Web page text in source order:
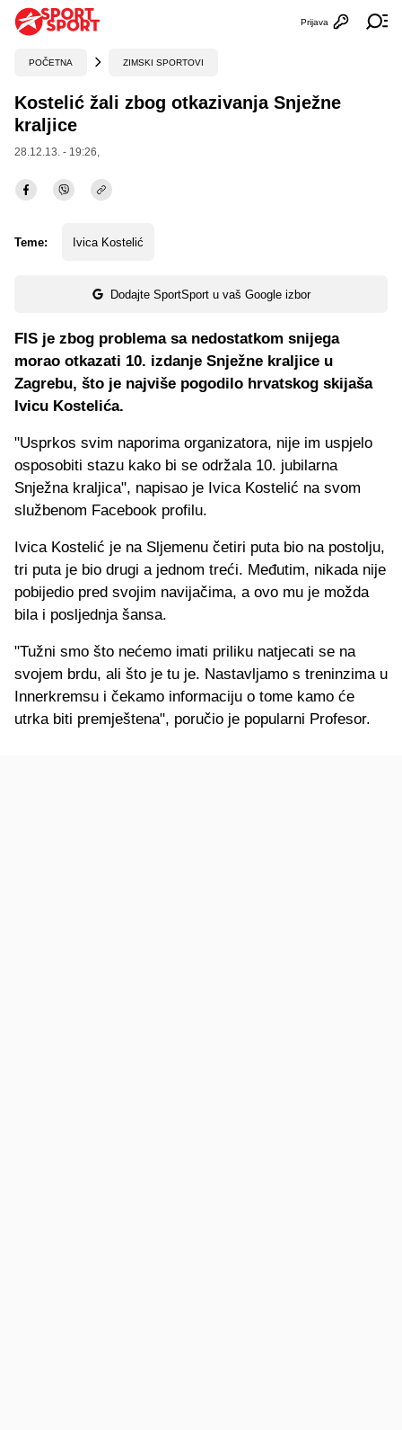
Otvori
Prijava
POČETNA ZIMSKI SPORTOVI
Kostelić žali zbog otkazivanja Snježne
kraljice
28.12.13. - 19:26,
Teme: Ivica Kostelić
Dodajte SportSport u vaš Google izbor
FIS je zbog problema sa nedostatkom snijega
morao otkazati 10. izdanje Snježne kraljice u
Zagrebu, što je najviše pogodilo hrvatskog skijaša
Ivicu Kostelića.
"Usprkos svim naporima organizatora, nije im uspjelo
osposobiti stazu kako bi se održala 10. jubilarna
Snježna kraljica", napisao je Ivica Kostelić na svom
službenom Facebook profilu.
Ivica Kostelić je na Sljemenu četiri puta bio na postolju,
tri puta je bio drugi a jednom treći. Međutim, nikada nije
pobijedio pred svojim navijačima, a ovo mu je možda
bila i posljednja šansa.
"Tužni smo što nećemo imati priliku natjecati se na
svojem brdu, ali što je tu je. Nastavljamo s treninzima u
Innerkremsu i čekamo informaciju o tome kamo će
utrka biti premještena", poručio je popularni Profesor.